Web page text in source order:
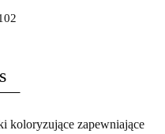
koloryzujące zapewniające